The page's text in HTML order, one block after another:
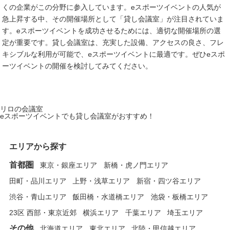
くの企業がこの分野に参入しています。eスポーツイベントの人気が
急上昇する中、その開催場所として「貸し会議室」が注目されていま
す。eスポーツイベントを成功させるためには、適切な開催場所の選
定が重要です。貸し会議室は、充実した設備、アクセスの良さ、フレ
キシブルな利用が可能で、eスポーツイベントに最適です。ぜひeスポ
ーツイベントの開催を検討してみてください。
リロの会議室
eスポーツイベントでも貸し会議室がおすすめ！
エリアから探す
首都圏 東京・銀座エリア
新橋・虎ノ門エリア
田町・品川エリア
上野・浅草エリア
新宿・四ツ谷エリア
渋谷・青山エリア
飯田橋・水道橋エリア
池袋・板橋エリア
23区 西部・東京近郊
横浜エリア 千葉エリア 埼玉エリア